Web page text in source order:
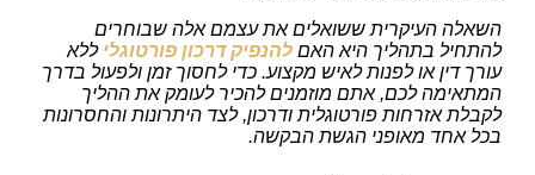
השאלה העיקרית ששואלים את עצמם אלה שבוחרים
להתחיל בתהליך היא האם להנפיק דרכון פורטוגלי ללא
עורך דין או לפנות לאיש מקצוע. כדי לחסוך זמן ולפעול בדרך
המתאימה לכם, אתם מוזמנים להכיר לעומק את ההליך
לקבלת אזרחות פורטוגלית ודרכון, לצד היתרונות והחסרונות
בכל אחד מאופני הגשת הבקשה.